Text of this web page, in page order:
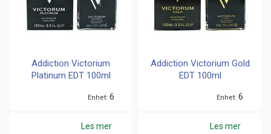
Addiction Victorium
Platinum EDT 100ml
Enhet 6
Les mer
Addiction Victorium Gold
EDT 100ml
Enhet 6
Les mer